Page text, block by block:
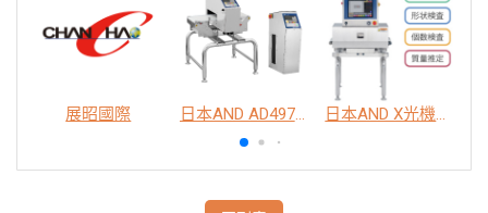
展昭國際 日本AND AD4976 脫氧劑包裝金屬異物檢出機 日本AND X光機異物檢查系統